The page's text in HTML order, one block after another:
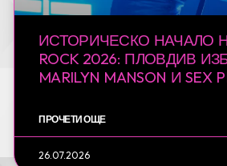
ИСТОРИЧЕСКО НАЧАЛО
ROCK 2026: ПЛОВДИВ
MARILYN MANSON И SEX
ПРОЧЕТИ ОЩЕ
26.07.2026